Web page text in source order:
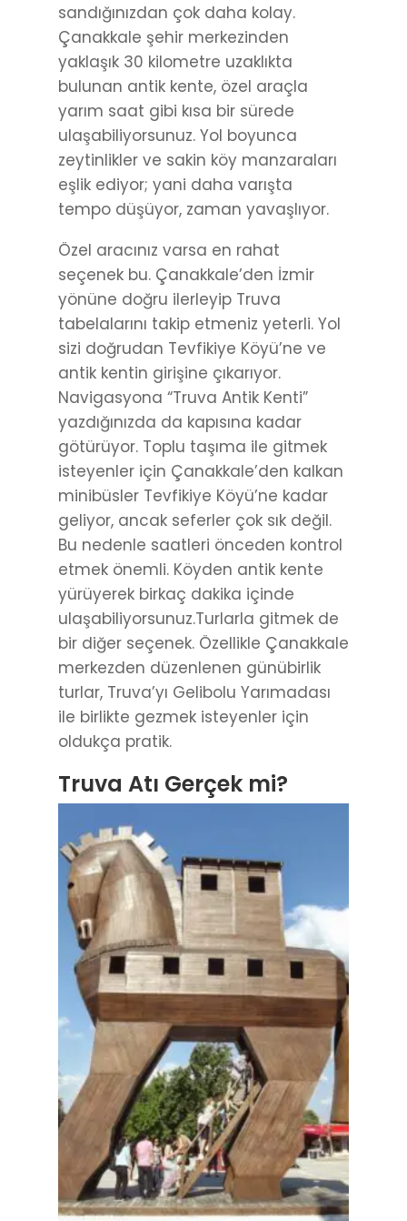
sandığınızdan çok daha kolay.
Çanakkale şehir merkezinden
yaklaşık 30 kilometre uzaklıkta
bulunan antik kente, özel araçla
yarım saat gibi kısa bir sürede
ulaşabiliyorsunuz. Yol boyunca
zeytinlikler ve sakin köy manzaraları
eşlik ediyor; yani daha varışta
tempo düşüyor, zaman yavaşlıyor.
Özel aracınız varsa en rahat
seçenek bu. Çanakkale’den İzmir
yönüne doğru ilerleyip Truva
tabelalarını takip etmeniz yeterli. Yol
sizi doğrudan Tevfikiye Köyü’ne ve
antik kentin girişine çıkarıyor.
Navigasyona “Truva Antik Kenti”
yazdığınızda da kapısına kadar
götürüyor. Toplu taşıma ile gitmek
isteyenler için Çanakkale’den kalkan
minibüsler Tevfikiye Köyü’ne kadar
geliyor, ancak seferler çok sık değil.
Bu nedenle saatleri önceden kontrol
etmek önemli. Köyden antik kente
yürüyerek birkaç dakika içinde
ulaşabiliyorsunuz.Turlarla gitmek de
bir diğer seçenek. Özellikle Çanakkale
merkezden düzenlenen günübirlik
turlar, Truva’yı Gelibolu Yarımadası
ile birlikte gezmek isteyenler için
oldukça pratik.
Truva Atı Gerçek mi?